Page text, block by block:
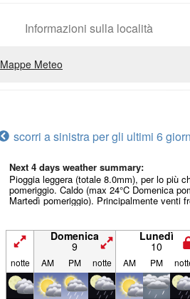
Informazioni sulla località
Mappe Meteo
scorri a sinistra per gli ultimi 6
Next 4 days weather summary:
Pioggia leggera (totale 8.0mm), per lo più
pomeriggio. Caldo (max 24°C Domenica
Martedì pomeriggio). Principalmente venti
Domenica
9
Lunedì
10
notte AM PM notte AM PM